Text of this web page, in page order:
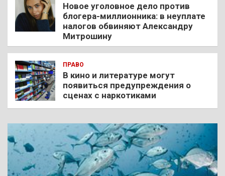
Новое уголовное дело против
блогера-миллионника: в неуплате
налогов обвиняют Александру
Митрошину
ПРАВО
В кино и литературе могут
появиться предупреждения о
сценах с наркотиками